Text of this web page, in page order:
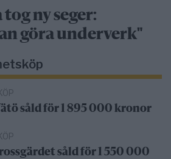
ny seger:
göra underverk"
såld för 1 895 000 kronor
såld för 1 550 000